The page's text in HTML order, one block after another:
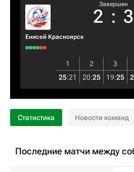
Енисей Красноярск
Завершен
2 : 3
1 2 3
25:21 20:25 19:25
Статистика Новости команд
Последние матчи между